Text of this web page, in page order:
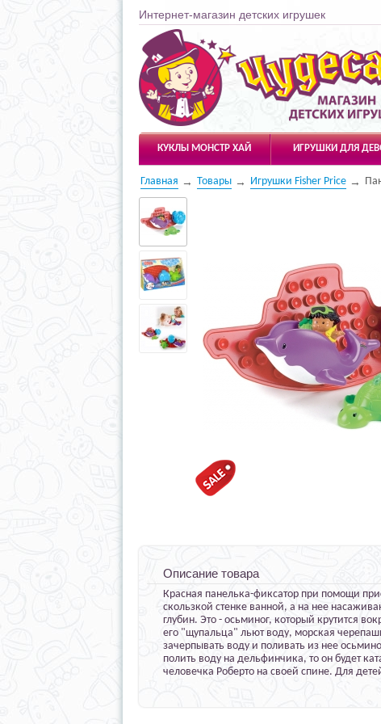
Интернет-магазин детских игрушек
Чудесарик
КУКЛЫ МОНСТР ХАЙ ИГРУШКИ ДЛЯ
Главная Товары Игрушки Fisher Price
Описание товара
Красная панелька-фиксатор при помощи
скользкой стенке ванной, а на нее
глубин. Это - осьминог, который крутится
его "щупальца" льют воду, морская
зачерпывать воду и поливать из нее
полить воду на дельфинчика, то он будет
человечка Роберто на своей спине. Для